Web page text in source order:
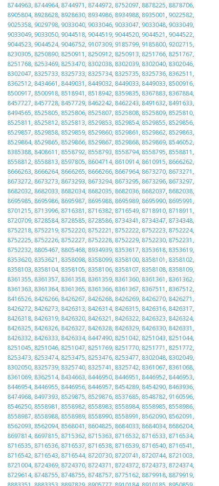
8744963, 8744964, 8744971 , 8744972, 8752097, 8878225, 8878706,
8905804, 8928628, 8928630, 8934986, 8934988, 8935001 , 9022582,
9025358, 9029798, 9033040, 9033046, 9033047, 9033048, 9033049,
9033049, 9033050, 9044518, 9044519, 9044520, 9044521 , 9044522,
9044523, 9044524, 9046752, 9107309, 9185799, 9185800, 9202715,
8230305, 8250890, 8250911 , 8250912, 8250913, 8251766, 8251767,
8251768, 8253469, 8253470, 8302038, 8302039, 8302040, 8302046,
8302047, 8325733, 8325733, 8325734, 8325735, 8325736, 8362511 ,
8362512, 8434661 , 8449031 , 8449032, 8449033, 8449033, 8500916,
8500917, 8500918, 8518941 , 8518942, 8359835, 8367883, 8367884,
8457727, 8457728, 8457729, 8462242, 8462243, 8491632, 8491633,
8494565, 8525805, 8525806, 8525807, 8525808, 8525809, 8525810,
8525811 , 8525812, 8525813, 8529853, 8529854, 8529855, 8529856,
8529857, 8529858, 8529859, 8529860, 8529861 , 8529862, 8529863,
8529864, 8529865, 8529866, 8529867, 8529868, 8529869, 8546052,
8385388, 8408611 , 8558792, 8558793, 8558794, 8558795, 8558811 ,
8558812, 8558813, 8597805, 8604714, 8610914, 8610915, 8666262,
8666263, 8666264, 8666265, 8666266, 8667964, 8673270, 8673271 ,
8673272, 8673273, 8673293, 8673294, 8673295, 8673296, 8673297,
8682032, 8682033, 8682034, 8682035, 8682036, 8682037, 8682038,
8695985, 8695986, 8695987, 8695988, 8695989, 8695990, 8695991 ,
8701215, 8713996, 8716381 , 8716382, 8716549, 8718910, 8718911 ,
8720709, 8728584, 8728585, 8728586, 8734341 , 8734347, 8734348,
8752218, 8752219, 8752220, 8752221 , 8752222, 8752223, 8752224,
8752225, 8752226, 8752227, 8752228, 8752229, 8752230, 8752231 ,
8752232, 8805467, 8805468, 8934939, 8353617, 8353618, 8353619,
8353620, 8353621 , 8358098, 8358099, 8358100, 8358101 , 8358102,
8358103, 8358104, 8358105, 8358106, 8358107, 8358108, 8358109,
8361355, 8361357, 8361358, 8361359, 8361360, 8361361 , 8361362,
8361363, 8361364, 8361365, 8361366, 8361367, 8367511 , 8367512,
8416526, 8426266, 8426267, 8426268, 8426269, 8426270, 8426271 ,
8426272, 8426273, 8426313, 8426314, 8426315, 8426316, 8426317,
8426318, 8426319, 8426320, 8426321 , 8426322, 8426323, 8426324,
8426325, 8426326, 8426327, 8426328, 8426329, 8426330, 8426331 ,
8426332, 8426333, 8426334, 8447490, 8251042, 8251043, 8251044,
8251045, 8251046, 8251047, 8251769, 8251770, 8251771 , 8251772,
8253473, 8253474, 8253475, 8253476, 8253477, 8302048, 8302049,
8302050, 8325739, 8325740, 8325741 , 8325742, 8361067, 8361068,
8361069, 8362514, 8434663, 8446950, 8446951 , 8446952, 8446953,
8446954, 8446955, 8446956, 8446957, 8454289, 8454290, 8463936,
8474968, 8497393, 8529875, 8529876, 8537685, 8548782, 9160596,
8546250, 8558981 , 8558982, 8558983, 8558984, 8558985, 8558986,
8558987, 8558988, 8558989, 8558990, 8558991 , 8562090, 8562091 ,
8562093, 8562094, 8568041 , 8604825, 8684033, 8684034, 8686204,
8697814, 8697815, 8715362, 8715363, 8716532, 8716533, 8716534,
8716535, 8716536, 8716537, 8716538, 8716539, 8716540, 8716541 ,
8716542, 8716543, 8716544, 8720730, 8720741 , 8720744, 8721003,
8721004, 8724369, 8724370, 8724371 , 8724372, 8724373, 8724374,
8729614, 8748755, 8748755, 8748757, 8775162, 8879918, 8879919,